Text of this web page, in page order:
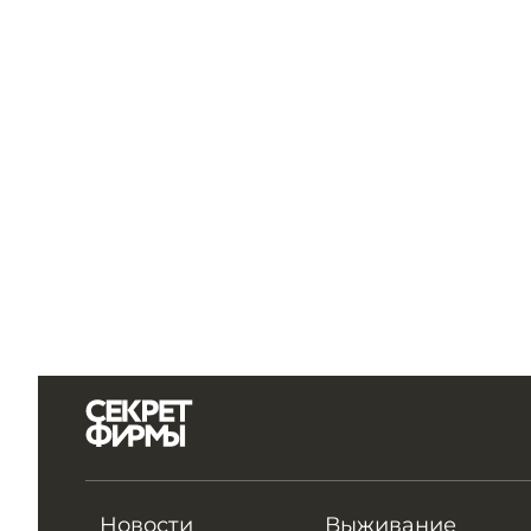
Новости Выживание